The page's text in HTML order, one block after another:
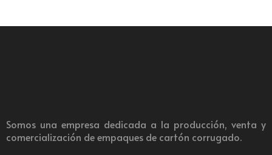
Somos una empresa dedicada a la producción, venta y
comercialización de empaques de cartón corrugado.